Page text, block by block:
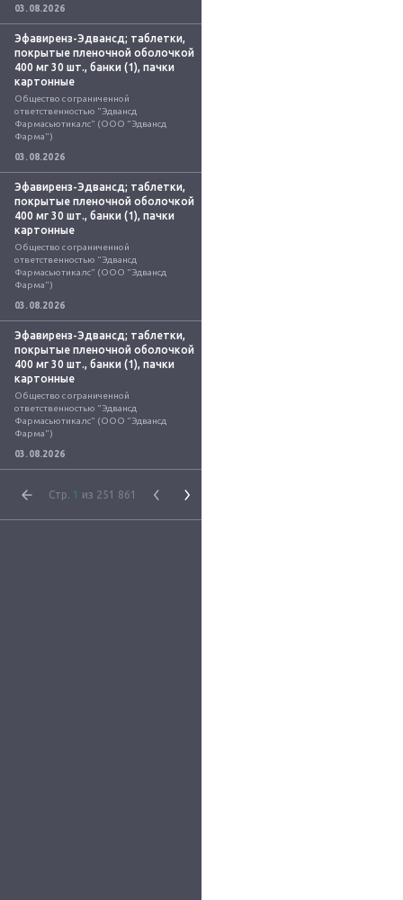
03.08.2026
Эфавиренз-Эдвансд; таблетки,
покрытые пленочной оболочкой
400 мг 30 шт., банки (1), пачки
картонные
Общество с ограниченной
ответственностью "Эдвансд
Фармасьютикалс" (ООО "Эдвансд
Фарма")
03.08.2026
Эфавиренз-Эдвансд; таблетки,
покрытые пленочной оболочкой
400 мг 30 шт., банки (1), пачки
картонные
Общество с ограниченной
ответственностью "Эдвансд
Фармасьютикалс" (ООО "Эдвансд
Фарма")
03.08.2026
Эфавиренз-Эдвансд; таблетки,
покрытые пленочной оболочкой
400 мг 30 шт., банки (1), пачки
картонные
Общество с ограниченной
ответственностью "Эдвансд
Фармасьютикалс" (ООО "Эдвансд
Фарма")
03.08.2026
Стр. 1 из 251 861